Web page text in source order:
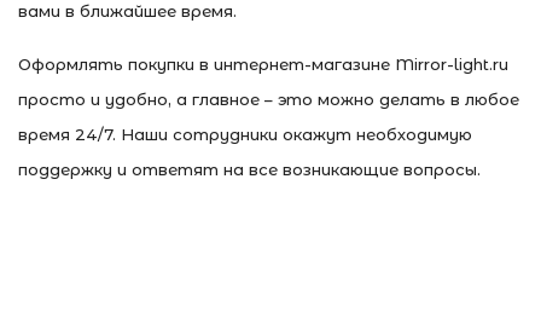
вами в ближайшее время.
Оформлять покупки в интернет-магазине Mirror-light.ru
просто и удобно, а главное – это можно делать в любое
время 24/7. Наши сотрудники окажут необходимую
поддержку и ответят на все возникающие вопросы.